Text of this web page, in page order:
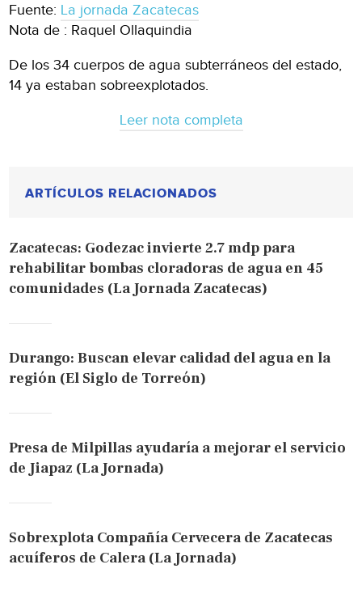
Fuente: La jornada Zacatecas
Nota de : Raquel Ollaquindia
De los 34 cuerpos de agua subterráneos del estado,
14 ya estaban sobreexplotados.
Leer nota completa
ARTÍCULOS RELACIONADOS
Zacatecas: Godezac invierte 2.7 mdp para
rehabilitar bombas cloradoras de agua en 45
comunidades (La Jornada Zacatecas)
Durango: Buscan elevar calidad del agua en la
región (El Siglo de Torreón)
Presa de Milpillas ayudaría a mejorar el servicio
de Jiapaz (La Jornada)
Sobrexplota Compañía Cervecera de Zacatecas
acuíferos de Calera (La Jornada)